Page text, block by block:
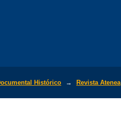
Histórico → Revista Atenea